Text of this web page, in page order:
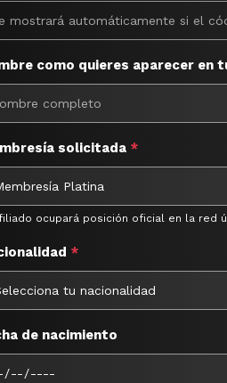
como quieres aparecer en
solicitada *
ocupará posición oficial en la red
*
de nacimiento